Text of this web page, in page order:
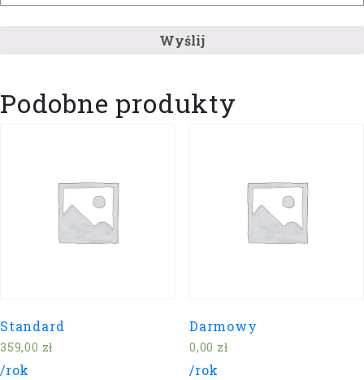
Podobne produkty
Standard
359,00 zł
/rok
Darmowy
0,00 zł
/rok